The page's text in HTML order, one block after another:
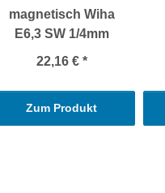
magnetisch Wiha
E6,3 SW 1/4mm
22,16 € *
Zum Produkt